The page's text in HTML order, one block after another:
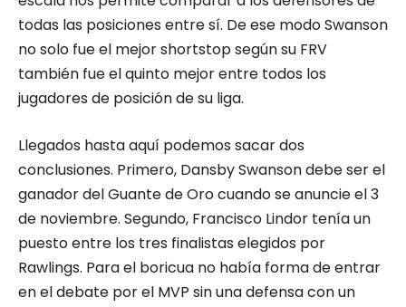
todas las posiciones entre sí. De ese modo Swanson
no solo fue el mejor shortstop según su FRV
también fue el quinto mejor entre todos los
jugadores de posición de su liga.
Llegados hasta aquí podemos sacar dos
conclusiones. Primero, Dansby Swanson debe ser el
ganador del Guante de Oro cuando se anuncie el 3
de noviembre. Segundo, Francisco Lindor tenía un
puesto entre los tres finalistas elegidos por
Rawlings. Para el boricua no había forma de entrar
en el debate por el MVP sin una defensa con un